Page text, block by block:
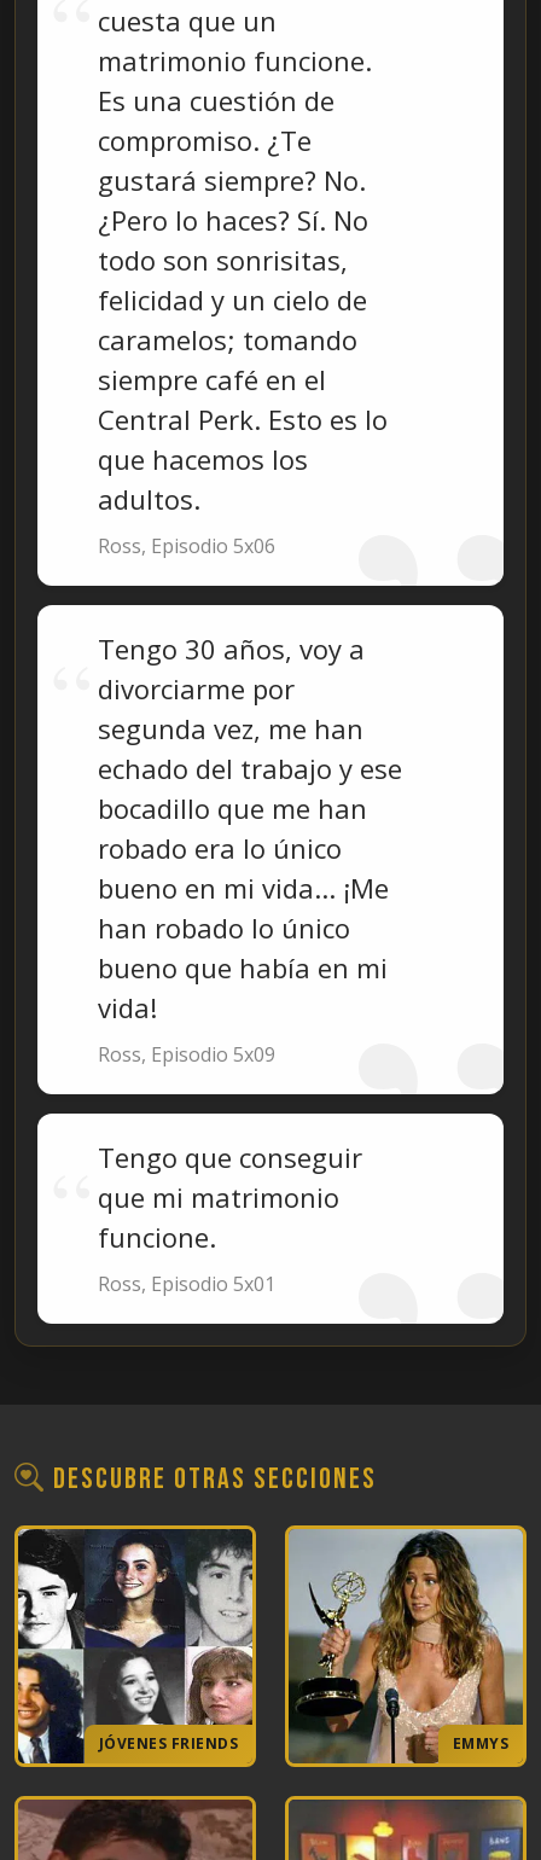
cuesta que un
matrimonio funcione.
Es una cuestión de
compromiso. ¿Te
gustará siempre? No.
¿Pero lo haces? Sí. No
todo son sonrisitas,
felicidad y un cielo de
caramelos; tomando
siempre café en el
Central Perk. Esto es lo
que hacemos los
adultos.
Ross, Episodio 5x06
Tengo 30 años, voy a
divorciarme por
segunda vez, me han
echado del trabajo y ese
bocadillo que me han
robado era lo único
bueno en mi vida... ¡Me
han robado lo único
bueno que había en mi
vida!
Ross, Episodio 5x09
Tengo que conseguir
que mi matrimonio
funcione.
Ross, Episodio 5x01
Descubre otras secciones
JÓVENES FRIENDS EMMYS